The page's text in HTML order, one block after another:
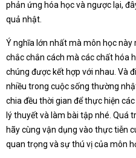
phản ứng hóa học và ngược lại,
quả nhật.
Ý nghĩa lớn nhất mà môn học này
chắc chắn cách mà các chất hóa
chúng được kết hợp với nhau. Và
nhiều trong cuộc sống thường
chia đều thời gian để thực hiện
lý thuyết và làm bài tập nhé. Quá
hãy cùng vận dụng vào thực tiễn
quan trọng và sự thú vị của môn